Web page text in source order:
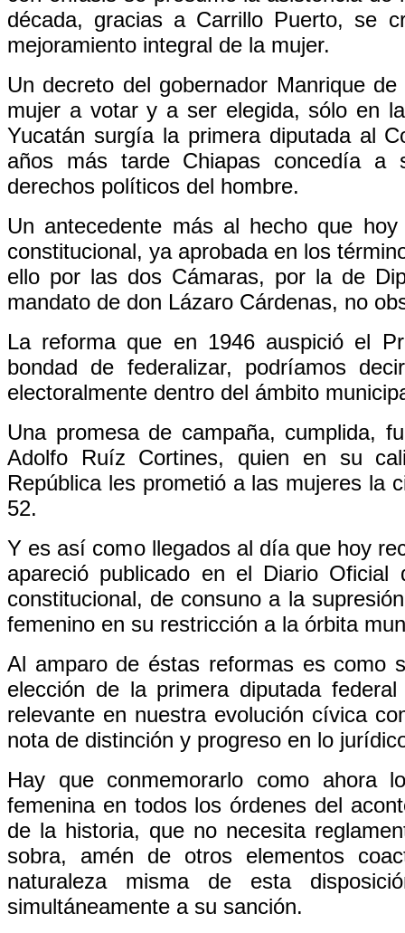
década, gracias a Carrillo Puerto, se
mejoramiento integral de la mujer.
Un decreto del gobernador Manrique
mujer a votar y a ser elegida, sólo en
Yucatán surgía la primera diputada al
años más tarde Chiapas concedía a
derechos políticos del hombre.
Un antecedente más al hecho que
constitucional, ya aprobada en los
ello por las dos Cámaras, por la de
mandato de don Lázaro Cárdenas, no
La reforma que en 1946 auspició el
bondad de federalizar, podríamos
electoralmente dentro del ámbito
Una promesa de campaña, cumplida,
Adolfo Ruíz Cortines, quien en su
República les prometió a las mujeres la
52.
Y es así como llegados al día que hoy
apareció publicado en el Diario
constitucional, de consuno a la
femenino en su restricción a la órbita
Al amparo de éstas reformas es como
elección de la primera diputada
relevante en nuestra evolución cívica
nota de distinción y progreso en lo
Hay que conmemorarlo como ahora
femenina en todos los órdenes del
de la historia, que no necesita
sobra, amén de otros elementos
naturaleza misma de esta
simultáneamente a su sanción.